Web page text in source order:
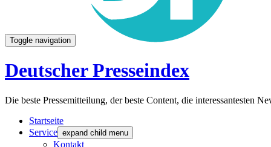
Toggle navigation
Deutscher Presseindex
Die beste Pressemitteilung, der beste Content, die interessantesten
Startseite
Service expand child menu
Kontakt